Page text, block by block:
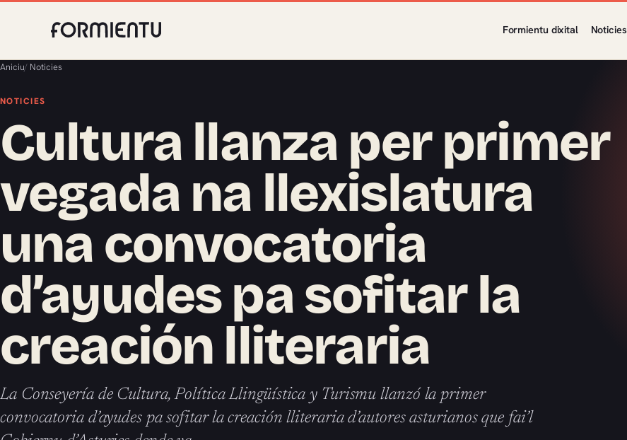
Formientu dixital Noticies
Aniciu/ Noticies
NOTICIES
Cultura llanza per primer
vegada na llexislatura
una convocatoria
d’ayudes pa sofitar la
creación lliteraria
La Conseyería de Cultura, Política Llingüística y Turismu llanzó la primer
convocatoria d’ayudes pa sofitar la creación lliteraria d’autores asturianos que fai’l